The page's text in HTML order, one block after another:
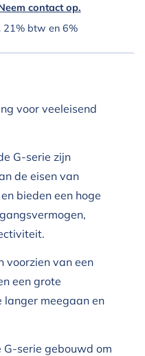
contact op.
21% btw en 6%
voor veeleisend
G-serie zijn
de eisen van
bieden een hoge
voorzien van een
een grote
meegaan en
G-serie gebouwd om